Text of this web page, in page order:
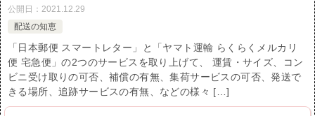
公開日： 2021.12.29
配送の知恵
「日本郵便 スマートレター」と「ヤマト運輸 らくらくメルカリ
便 宅急便」の2つのサービスを取り上げて、 運賃・サイズ、コン
ビニ受け取りの可否、補償の有無、集荷サービスの可否、発送で
きる場所、追跡サービスの有無、などの様々 […]